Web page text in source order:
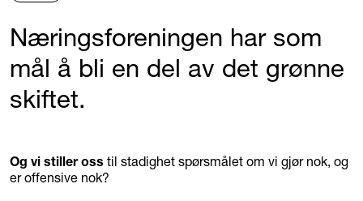
Næringsforeningen har som
mål å bli en del av det grønne
skiftet.
Og vi stiller oss til stadighet spørsmålet om vi gjør nok, og
er offensive nok?